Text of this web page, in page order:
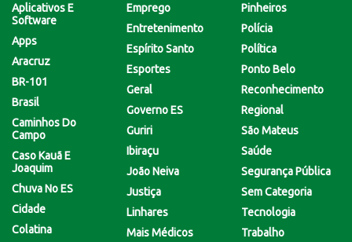
Aplicativos E
Software
Apps
Aracruz
BR-101
Brasil
Caminhos Do
Campo
Caso Kauã E
Joaquim
Chuva No ES
Cidade
Colatina
Emprego
Entretenimento
Espírito Santo
Esportes
Geral
Governo ES
Guriri
Ibiraçu
João Neiva
Justiça
Linhares
Mais Médicos
Pinheiros
Polícia
Política
Ponto Belo
Reconhecimento
Regional
São Mateus
Saúde
Segurança Pública
Sem Categoria
Tecnologia
Trabalho